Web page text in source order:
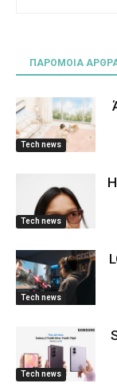
ΠΑΡΟΜΟΙΑ
Tech news
Tech news
Tech news
Tech news